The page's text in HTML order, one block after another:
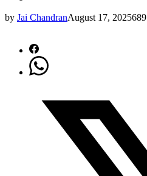
by Jai ChandranAugust 17, 2025689